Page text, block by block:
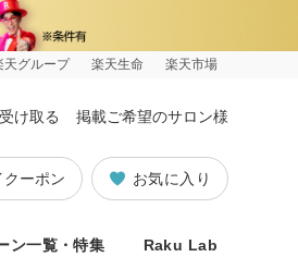
天グループ 楽天生命 楽天市場
け取る 掲載ご希望のサロン様
お気に入り
クーポン
ン一覧・特集 Raku Lab